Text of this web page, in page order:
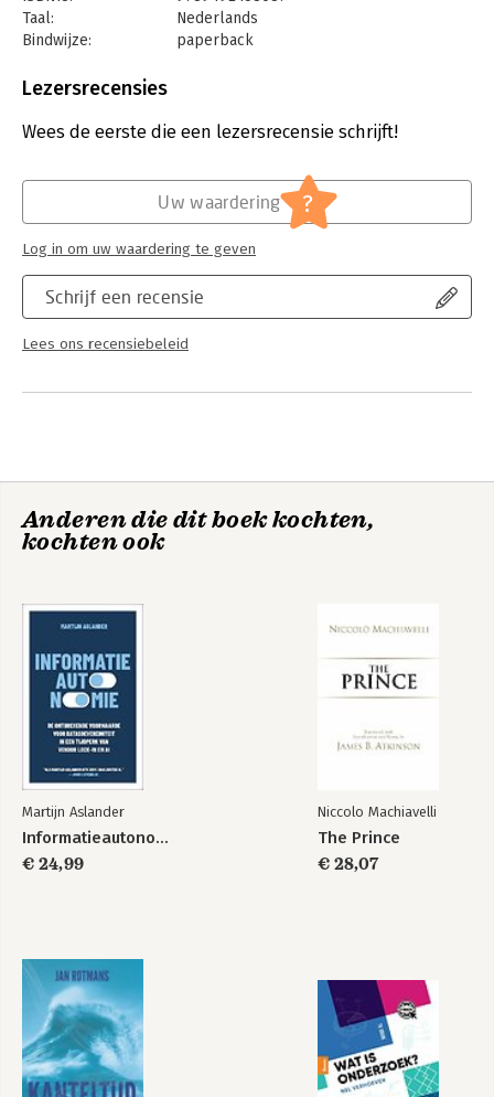
Taal:
Nederlands
Bindwijze:
paperback
Uitgever:
Verschijningsdatum:
7-4-2020
Mens en maatschappij
Beroepseer
Lezersrecensies
Wees de eerste die een lezersrecensie schrijft!
Schrijf een recensie
Lees ons recensiebeleid
Uw waardering ?
Log in om uw waardering te geven
Anderen die dit boek kochten,
kochten ook
Martijn Aslander
Informatieautonomie
€ 24,99
Niccolo Machiavelli
The Prince
€ 28,07